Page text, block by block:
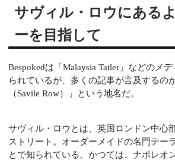
サヴィル・ロウにある
ーを目指して
Bespokedは「Malaysia Tatler」などのメ
られているが、多くの記事が言及するの
（Savile Row）」という地名だ。
サヴィル・ロウとは、英国ロンドン中心
ストリート。オーダーメイドの名門テー
とで知られている。かつては、ナポレオ